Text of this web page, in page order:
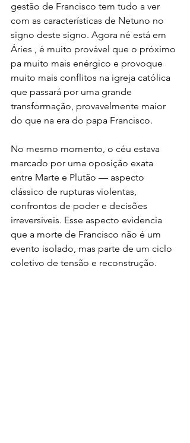
gestão de Francisco tem tudo a ver
com as características de Netuno no
signo deste signo. Agora né está em
Áries , é muito provável que o próximo
pa muito mais enérgico e provoque
muito mais conflitos na igreja católica
que passará por uma grande
transformação, provavelmente maior
do que na era do papa Francisco.
No mesmo momento, o céu estava
marcado por uma oposição exata
entre Marte e Plutão — aspecto
clássico de rupturas violentas,
confrontos de poder e decisões
irreversíveis. Esse aspecto evidencia
que a morte de Francisco não é um
evento isolado, mas parte de um ciclo
coletivo de tensão e reconstrução.